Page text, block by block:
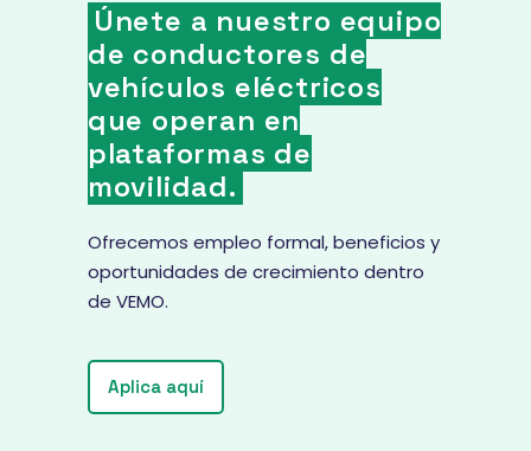
Únete a nuestro equipo
de conductores de
vehículos eléctricos
que operan en
plataformas de
movilidad.
Ofrecemos empleo formal, beneficios y
oportunidades de crecimiento dentro
de VEMO.
Aplica aquí